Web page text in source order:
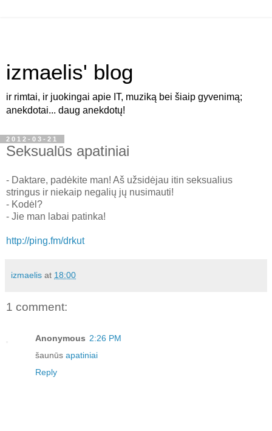
izmaelis' blog
ir rimtai, ir juokingai apie IT, muziką bei šiaip gyvenimą;
anekdotai... daug anekdotų!
2012-03-21
Seksualūs apatiniai
- Daktare, padėkite man! Aš užsidėjau itin seksualius
stringus ir niekaip negalių jų nusimauti!
- Kodėl?
- Jie man labai patinka!
http://ping.fm/drkut
izmaelis at 18:00
1 comment:
Anonymous 2:26 PM
šaunūs apatiniai
Reply